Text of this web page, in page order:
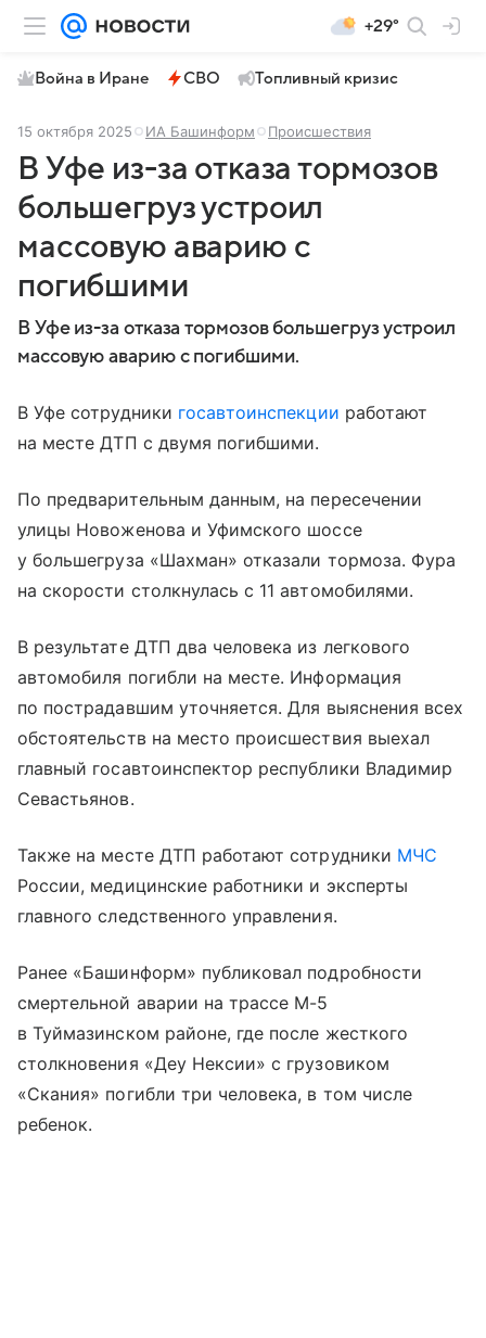
+29°
Война в Иране СВО Топливный кризис
15 октября 2025 ИА Башинформ Происшествия
В Уфе из-за отказа тормозов
большегруз устроил
массовую аварию с
погибшими
В Уфе из-за отказа тормозов большегруз устроил
массовую аварию с погибшими.
В Уфе сотрудники госавтоинспекции работают
на месте ДТП с двумя погибшими.
По предварительным данным, на пересечении
улицы Новоженова и Уфимского шоссе
у большегруза «Шахман» отказали тормоза. Фура
на скорости столкнулась с 11 автомобилями.
В результате ДТП два человека из легкового
автомобиля погибли на месте. Информация
по пострадавшим уточняется. Для выяснения всех
обстоятельств на место происшествия выехал
главный госавтоинспектор республики Владимир
Севастьянов.
Также на месте ДТП работают сотрудники МЧС
России, медицинские работники и эксперты
главного следственного управления.
Ранее «Башинформ» публиковал подробности
смертельной аварии на трассе М-5
в Туймазинском районе, где после жесткого
столкновения «Деу Нексии» с грузовиком
«Скания» погибли три человека, в том числе
ребенок.